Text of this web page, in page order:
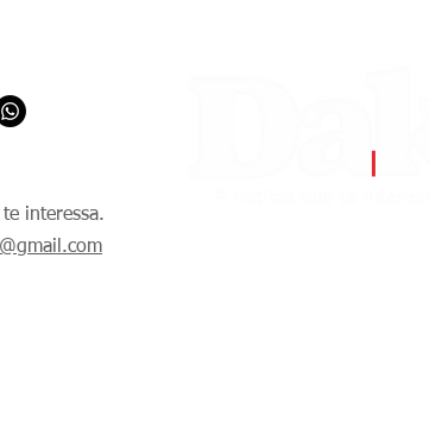
interessa.
@gmail.com